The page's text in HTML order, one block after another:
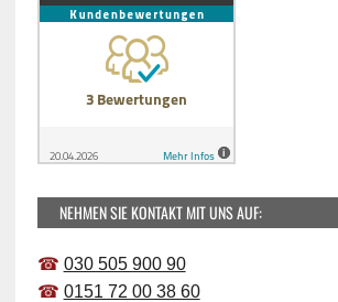
NEHMEN SIE KONTAKT MIT UNS AUF:
☎ 030 505 900 90
☎ 0151 72 00 38 60